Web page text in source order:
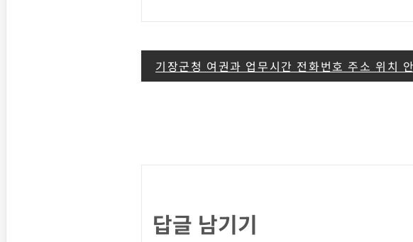
글
기장군청 여권과 업무시간 전화번호 주소 위치
답글 남기기